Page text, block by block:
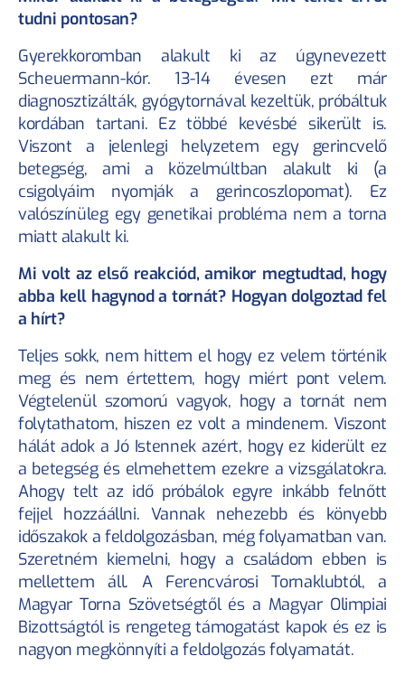
tudni pontosan?
Gyerekkoromban alakult ki az úgynevezett
Scheuermann-kór. 13-14 évesen ezt már
diagnosztizálták, gyógytornával kezeltük, próbáltuk
kordában tartani. Ez többé kevésbé sikerült is.
Viszont a jelenlegi helyzetem egy gerincvelő
betegség, ami a közelmúltban alakult ki (a
csigolyáim nyomják a gerincoszlopomat). Ez
valószínüleg egy genetikai probléma nem a torna
miatt alakult ki.
Mi volt az első reakciód, amikor megtudtad, hogy
abba kell hagynod a tornát? Hogyan dolgoztad fel
a hírt?
Teljes sokk, nem hittem el hogy ez velem történik
meg és nem értettem, hogy miért pont velem.
Végtelenül szomorú vagyok, hogy a tornát nem
folytathatom, hiszen ez volt a mindenem. Viszont
hálát adok a Jó Istennek azért, hogy ez kiderült ez
a betegség és elmehettem ezekre a vizsgálatokra.
Ahogy telt az idő próbálok egyre inkább felnőtt
fejjel hozzáállni. Vannak nehezebb és könyebb
időszakok a feldolgozásban, még folyamatban van.
Szeretném kiemelni, hogy a családom ebben is
mellettem áll. A Ferencvárosi Tornaklubtól, a
Magyar Torna Szövetségtől és a Magyar Olimpiai
Bizottságtól is rengeteg támogatást kapok és ez is
nagyon megkönnyíti a feldolgozás folyamatát.